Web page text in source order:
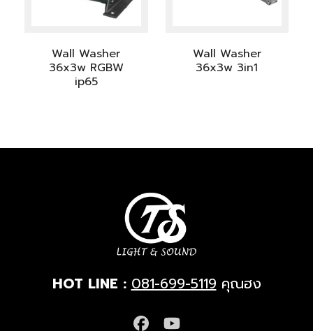
Wall Washer
36x3w RGBW
ip65
Wall Washer
36x3w 3in1
HOT LINE : 081-699-5119คุณฮง